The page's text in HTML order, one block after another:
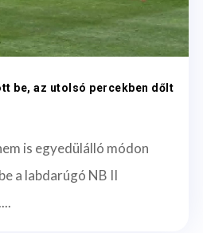
be, az utolsó percekben dőlt
is egyedülálló módon
a labdarúgó NB II